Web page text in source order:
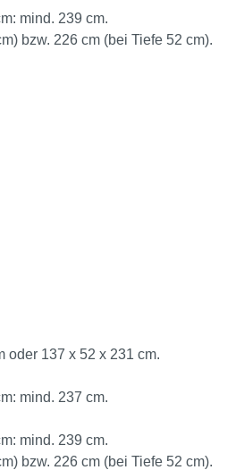
mind. 239 cm.
bzw. 226 cm (bei Tiefe 52 cm).
oder 137 x 52 x 231 cm.
mind. 237 cm.
mind. 239 cm.
bzw. 226 cm (bei Tiefe 52 cm).